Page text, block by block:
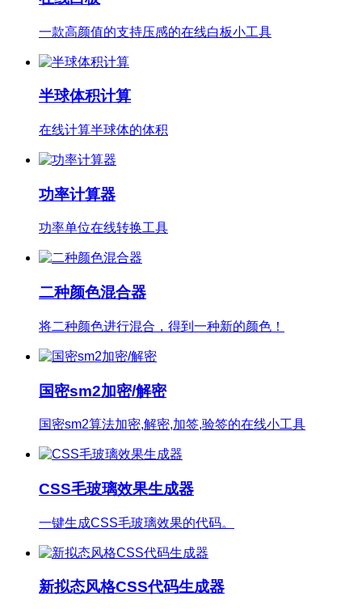
一款高颜值的支持压感的在线白板小工具
半球体积计算
在线计算半球体的体积
功率计算器
功率单位在线转换工具
二种颜色混合器
将二种颜色进行混合，得到一种新的颜色！
国密sm2加密/解密
国密sm2算法加密,解密,加签,验签的在线小工具
CSS毛玻璃效果生成器
一键生成CSS毛玻璃效果的代码。
新拟态风格CSS代码生成器